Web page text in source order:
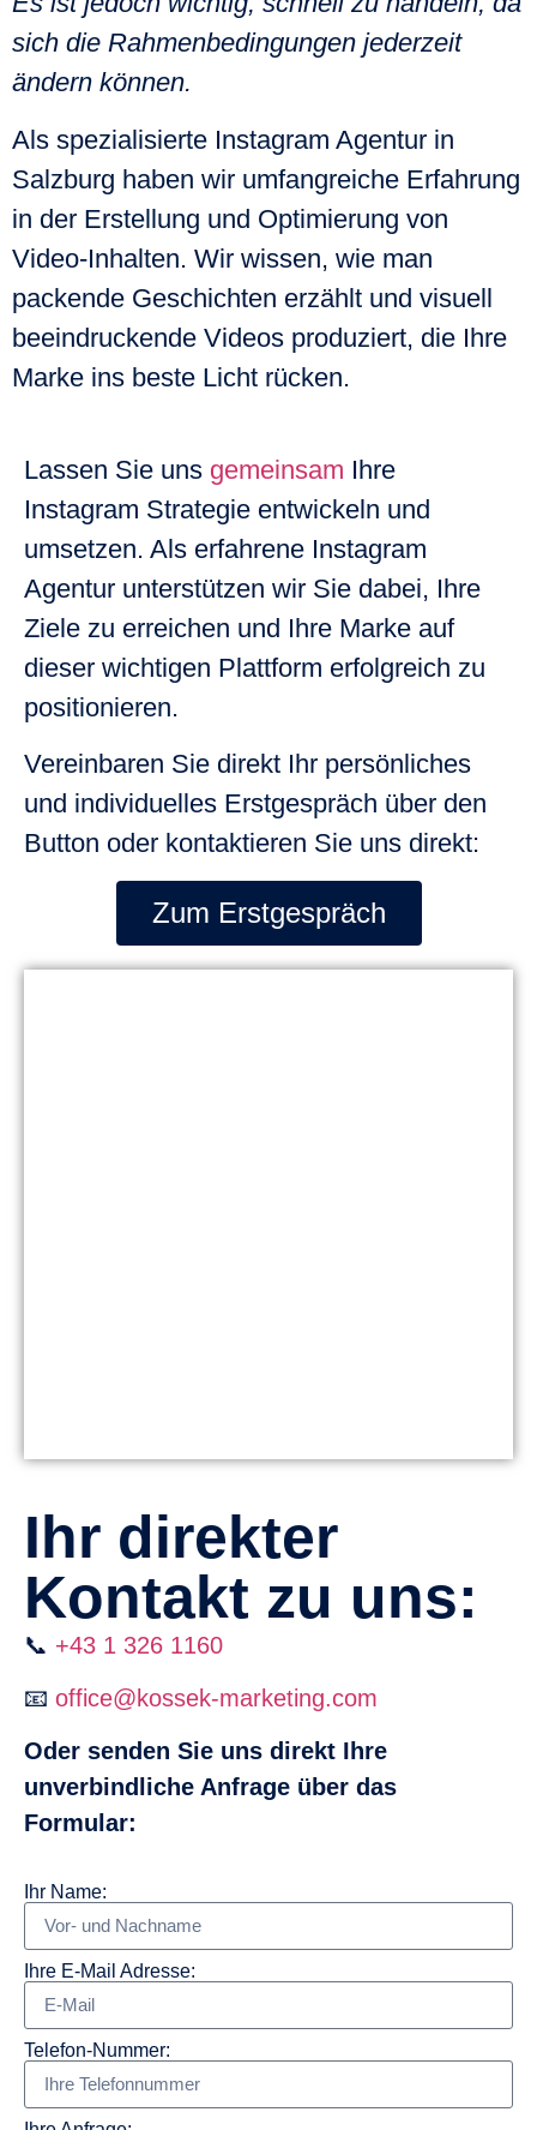
sich die Rahmenbedingungen jederzeit
ändern können.
Als spezialisierte Instagram Agentur in
Salzburg haben wir umfangreiche Erfahrung
in der Erstellung und Optimierung von
Video-Inhalten. Wir wissen, wie man
packende Geschichten erzählt und visuell
beeindruckende Videos produziert, die Ihre
Marke ins beste Licht rücken.
Lassen Sie uns gemeinsam Ihre
Instagram Strategie entwickeln und
umsetzen. Als erfahrene Instagram
Agentur unterstützen wir Sie dabei, Ihre
Ziele zu erreichen und Ihre Marke auf
dieser wichtigen Plattform erfolgreich zu
positionieren.
Vereinbaren Sie direkt Ihr persönliches
und individuelles Erstgespräch über den
Button oder kontaktieren Sie uns direkt:
Zum Erstgespräch
Ihr direkter
Kontakt zu uns:
📞 +43 1 326 1160
📧 office@kossek-marketing.com
Oder senden Sie uns direkt Ihre
unverbindliche Anfrage über das
Formular:
Ihr Name:
Ihre E-Mail Adresse:
Telefon-Nummer: